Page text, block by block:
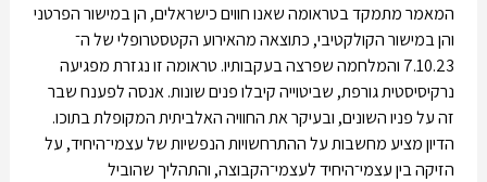
המאמר מתמקד בטראומה שאנו חווים כישראלים, הן במישור הפרטני
והן במישור הקולקטיבי, כתוצאה מהאירוע הקטסטרופלי של ה־
7.10.23 והמלחמה שפרצה בעקבותיו. טראומה זו נגזרת מפגיעה
נרקיסיסטית גורפת, שביטוייה קיבלו פנים שונות. אנסה לפענח שבר
זה על פניו השונים, ובעיקר את החוויה האלביתית המקופלת בתוכו.
הדיון מציע מחשבות על ההתרחשויות הנפשיות של עצמי־היחיד, על
הזיקה בין עצמי־היחיד לעצמי־הקבוצה, והתהליך שהוביל